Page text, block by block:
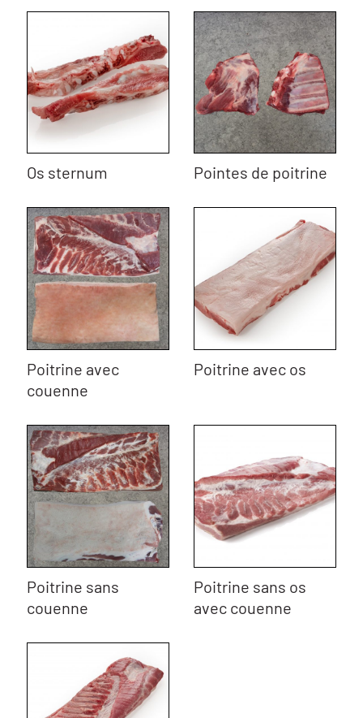
Os sternum Pointes de poitrine
Poitrine avec
couenne
Poitrine avec os
Poitrine sans
couenne
Poitrine sans os
avec couenne